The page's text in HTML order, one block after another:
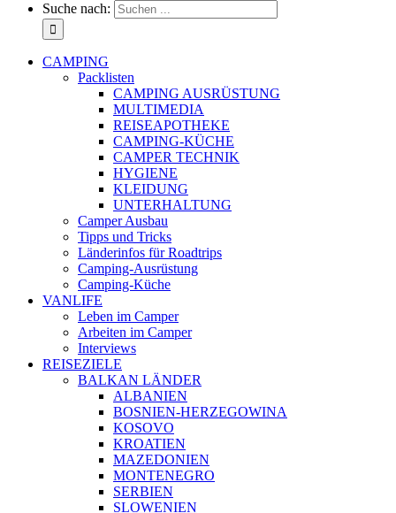
Suche nach:
CAMPING
Packlisten
CAMPING AUSRÜSTUNG
MULTIMEDIA
REISEAPOTHEKE
CAMPING-KÜCHE
CAMPER TECHNIK
HYGIENE
KLEIDUNG
UNTERHALTUNG
Camper Ausbau
Tipps und Tricks
Länderinfos für Roadtrips
Camping-Ausrüstung
Camping-Küche
VANLIFE
Leben im Camper
Arbeiten im Camper
Interviews
REISEZIELE
BALKAN LÄNDER
ALBANIEN
BOSNIEN-HERZEGOWINA
KOSOVO
KROATIEN
MAZEDONIEN
MONTENEGRO
SERBIEN
SLOWENIEN